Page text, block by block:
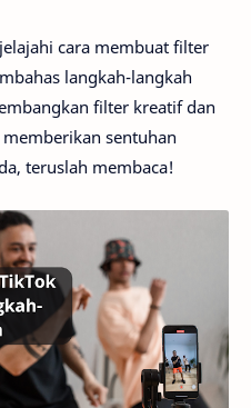
cara membuat filter
langkah-langkah
filter kreatif dan
sentuhan
teruslah membaca!